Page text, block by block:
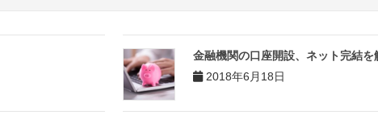
金融機関の口座開設、ネット完結を
2018年6月18日